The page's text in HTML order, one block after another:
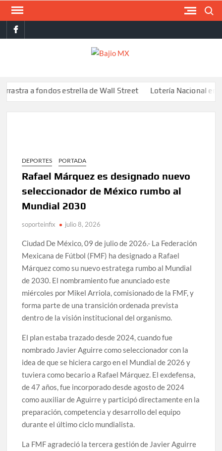
Saltar
contenidofacebook
a fondos estrella de Wall Street Lotería Nacional emite
DEPORTES PORTADA
Rafael Márquez es designado nuevo
seleccionador de México rumbo al
Mundial 2030
soporteinfix julio 8, 2026
Ciudad De México, 09 de julio de 2026.- La Federación
Mexicana de Fútbol (FMF) ha designado a Rafael
Márquez como su nuevo estratega rumbo al Mundial
de 2030. El nombramiento fue anunciado este
miércoles por Mikel Arriola, comisionado de la FMF, y
forma parte de una transición ordenada prevista
dentro de la visión institucional del organismo.
El plan estaba trazado desde 2024, cuando fue
nombrado Javier Aguirre como seleccionador con la
idea de que se hiciera cargo en el Mundial de 2026 y
tuviera como becario a Rafael Márquez. El exdefensa,
de 47 años, fue incorporado desde agosto de 2024
como auxiliar de Aguirre y participó directamente en la
preparación, competencia y desarrollo del equipo
durante el último ciclo mundialista.
La FMF agradeció la tercera gestión de Javier Aguirre